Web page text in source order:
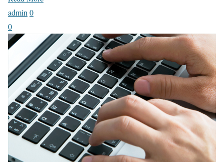
admin0
0